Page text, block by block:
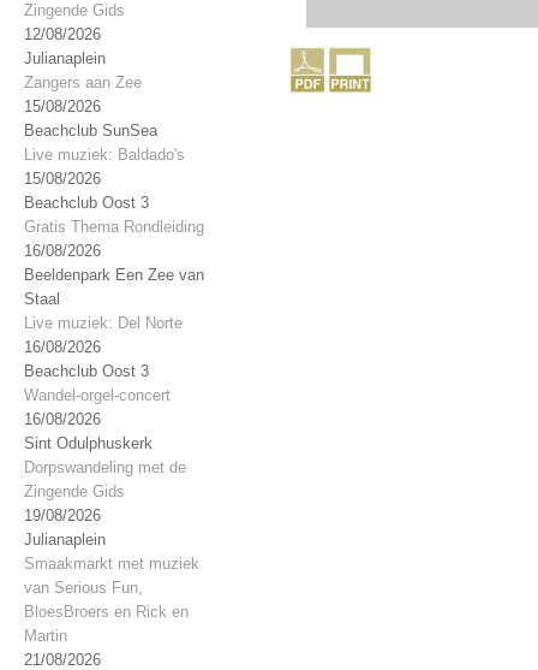
Zingende Gids
12/08/2026
Julianaplein
Zangers aan Zee
15/08/2026
Beachclub SunSea
Live muziek: Baldado's
15/08/2026
Beachclub Oost 3
Gratis Thema Rondleiding
16/08/2026
Beeldenpark Een Zee van
Staal
Live muziek: Del Norte
16/08/2026
Beachclub Oost 3
Wandel-orgel-concert
16/08/2026
Sint Odulphuskerk
Dorpswandeling met de
Zingende Gids
19/08/2026
Julianaplein
Smaakmarkt met muziek
van Serious Fun,
BloesBroers en Rick en
Martin
21/08/2026